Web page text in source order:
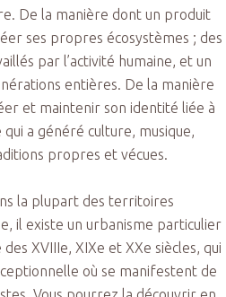
De la manière dont un produit
ses propres écosystèmes ; des
par l’activité humaine, et un
entières. De la manière
et maintenir son identité liée à
a généré culture, musique,
propres et vécues.
la plupart des territoires
il existe un urbanisme particulier
XVIIIe, XIXe et XXe siècles, qui
où se manifestent de